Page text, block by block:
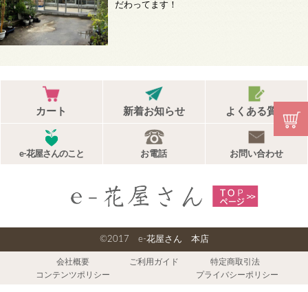
だわってます！
カート 新着お知らせ よくある質問
e-花屋さんのこと お電話 お問い合わせ
©2017 e-花屋さん 本店
会社概要 ご利用ガイド
特定商取引法
コンテンツポリシー
プライバシーポリシー